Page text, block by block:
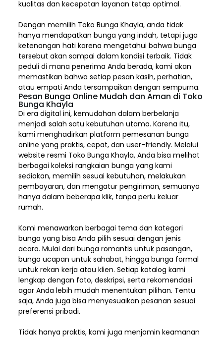
kualitas dan kecepatan layanan tetap optimal.
Dengan memilih Toko Bunga Khayla, anda tidak
hanya mendapatkan bunga yang indah, tetapi juga
ketenangan hati karena mengetahui bahwa bunga
tersebut akan sampai dalam kondisi terbaik. Tidak
peduli di mana penerima Anda berada, kami akan
memastikan bahwa setiap pesan kasih, perhatian,
atau empati Anda tersampaikan dengan sempurna.
Pesan Bunga Online Mudah dan Aman di Toko
Bunga Khayla
Di era digital ini, kemudahan dalam berbelanja
menjadi salah satu kebutuhan utama. Karena itu,
kami menghadirkan platform pemesanan bunga
online yang praktis, cepat, dan user-friendly. Melalui
website resmi Toko Bunga Khayla, Anda bisa melihat
berbagai koleksi rangkaian bunga yang kami
sediakan, memilih sesuai kebutuhan, melakukan
pembayaran, dan mengatur pengiriman,semuanya
hanya dalam beberapa klik, tanpa perlu keluar
rumah.
Kami menawarkan berbagai tema dan kategori
bunga yang bisa Anda pilih sesuai dengan jenis
acara. Mulai dari bunga romantis untuk pasangan,
bunga ucapan untuk sahabat, hingga bunga formal
untuk rekan kerja atau klien. Setiap katalog kami
lengkap dengan foto, deskripsi, serta rekomendasi
agar Anda lebih mudah menentukan pilihan. Tentu
saja, Anda juga bisa menyesuaikan pesanan sesuai
preferensi pribadi.
Tidak hanya praktis, kami juga menjamin keamanan